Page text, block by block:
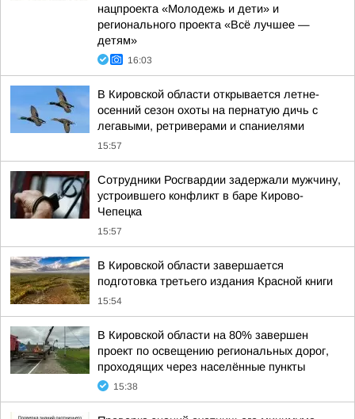
нацпроекта «Молодежь и дети» и
регионального проекта «Всё лучшее —
детям»
16:03
В Кировской области открывается летне-
осенний сезон охоты на пернатую дичь с
легавыми, ретриверами и спаниелями
15:57
Сотрудники Росгвардии задержали мужчину,
устроившего конфликт в баре Кирово-
Чепецка
15:57
В Кировской области завершается
подготовка третьего издания Красной книги
15:54
В Кировской области на 80% завершен
проект по освещению региональных дорог,
проходящих через населённые пункты
15:38